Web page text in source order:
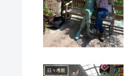
日々考察